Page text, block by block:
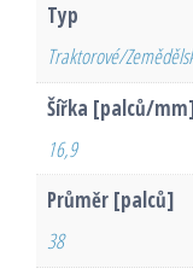
Typ
Traktorové/
Šířka [palců/
16,9
Průměr [palců]
38